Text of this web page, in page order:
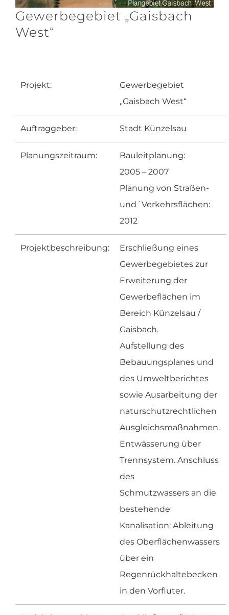
Gewerbegebiet „Gaisbach
West“
Projekt:
Gewerbegebiet
„Gaisbach West“
Auftraggeber: Stadt Künzelsau
Planungszeitraum:
Bauleitplanung:
2005 – 2007
Planung von Straßen-
und´Verkehrsflächen:
2012
Projektbeschreibung:
Erschließung eines
Gewerbegebietes zur
Erweiterung der
Gewerbeflächen im
Bereich Künzelsau /
Gaisbach.
Aufstellung des
Bebauungsplanes und
des Umweltberichtes
sowie Ausarbeitung der
naturschutzrechtlichen
Ausgleichsmaßnahmen.
Entwässerung über
Trennsystem. Anschluss
des
Schmutzwassers an die
bestehende
Kanalisation; Ableitung
des Oberflächenwassers
über ein
Regenrückhaltebecken
in den Vorfluter.